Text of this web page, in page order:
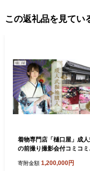
この返礼品を見てい
着物専門店「樋口屋」成
の前撮り撮影会付コミコミ
成人式 振袖 前撮り 撮影会
寄附金額 1,200,000円